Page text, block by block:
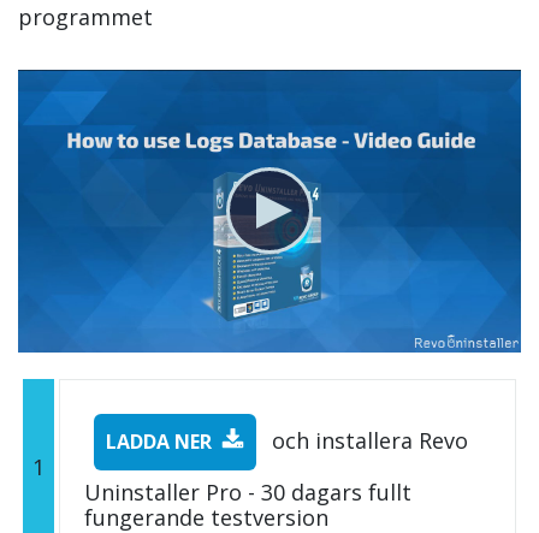
programmet
1
LADDA NER
och installera Revo
Uninstaller Pro - 30 dagars fullt
fungerande testversion